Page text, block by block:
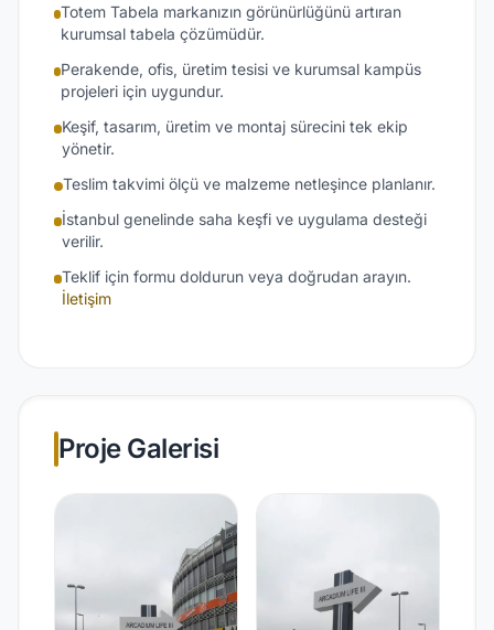
Totem Tabela markanızın görünürlüğünü artıran
kurumsal tabela çözümüdür.
Perakende, ofis, üretim tesisi ve kurumsal kampüs
projeleri için uygundur.
Keşif, tasarım, üretim ve montaj sürecini tek ekip
yönetir.
Teslim takvimi ölçü ve malzeme netleşince planlanır.
İstanbul genelinde saha keşfi ve uygulama desteği
verilir.
Teklif için formu doldurun veya doğrudan arayın.
İletişim
Proje Galerisi